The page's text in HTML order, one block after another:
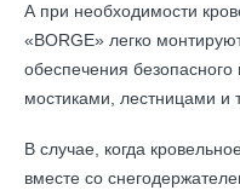
А при необходимости
«BORGE» легко
обеспечения
мостиками, лестницами и
В случае, когда
вместе со